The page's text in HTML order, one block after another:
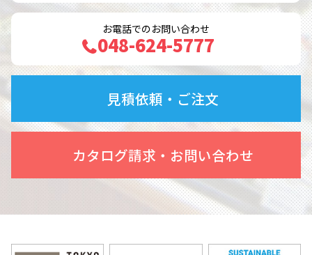
お電話でのお問い合わせ
048-624-5777
見積依頼・ご注文
カタログ請求・お問い合わせ